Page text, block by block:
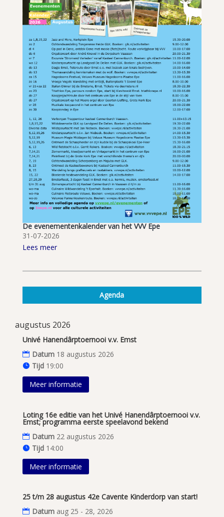
De evenementenkalender van het VVV Epe
31-07-2026
Lees meer
Agenda
augustus 2026
Univé Hanendârptoernooi v.v. Emst
Datum 18 augustus 2026
Tijd 19:00
Meer informatie
Loting 16e editie van het Univé Hanendârptoernooi v.v.
Emst; programma eerste speelavond bekend
Datum 22 augustus 2026
Tijd 14:00
Meer informatie
25 t/m 28 augustus 42e Cavente Kinderdorp van start!
Datum aug 25 - 28, 2026